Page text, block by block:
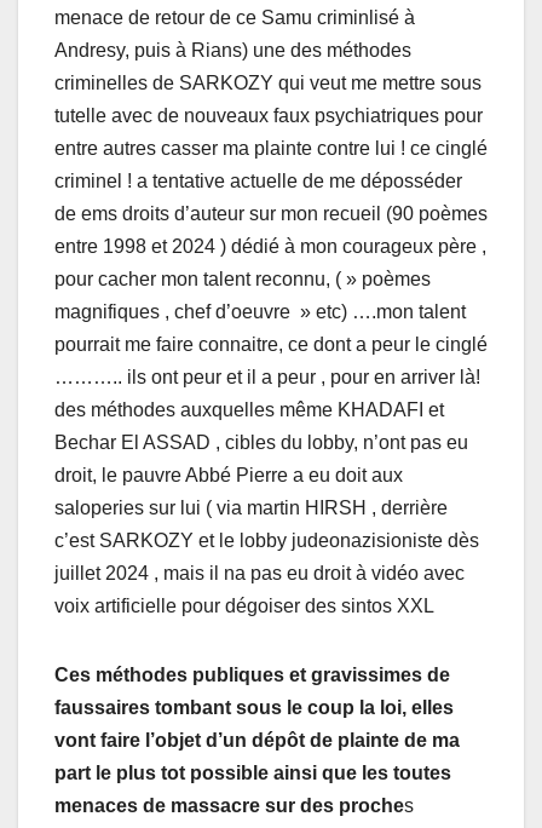
menace de retour de ce Samu criminlisé à
Andresy, puis à Rians) une des méthodes
criminelles de SARKOZY qui veut me mettre sous
tutelle avec de nouveaux faux psychiatriques pour
entre autres casser ma plainte contre lui ! ce cinglé
criminel ! a tentative actuelle de me déposséder
de ems droits d’auteur sur mon recueil (90 poèmes
entre 1998 et 2024 ) dédié à mon courageux père ,
pour cacher mon talent reconnu, ( » poèmes
magnifiques , chef d’oeuvre » etc) ….mon talent
pourrait me faire connaitre, ce dont a peur le cinglé
……….. ils ont peur et il a peur , pour en arriver là!
des méthodes auxquelles même KHADAFI et
Bechar El ASSAD , cibles du lobby, n’ont pas eu
droit, le pauvre Abbé Pierre a eu doit aux
saloperies sur lui ( via martin HIRSH , derrière
c’est SARKOZY et le lobby judeonazisioniste dès
juillet 2024 , mais il na pas eu droit à vidéo avec
voix artificielle pour dégoiser des sintos XXL
Ces méthodes publiques et gravissimes de
faussaires tombant sous le coup la loi, elles
vont faire l’objet d’un dépôt de plainte de ma
part le plus tot possible ainsi que les toutes
menaces de massacre sur des proches